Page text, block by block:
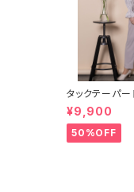
タックテーパー
7003】SET可
¥9,900
50%OFF